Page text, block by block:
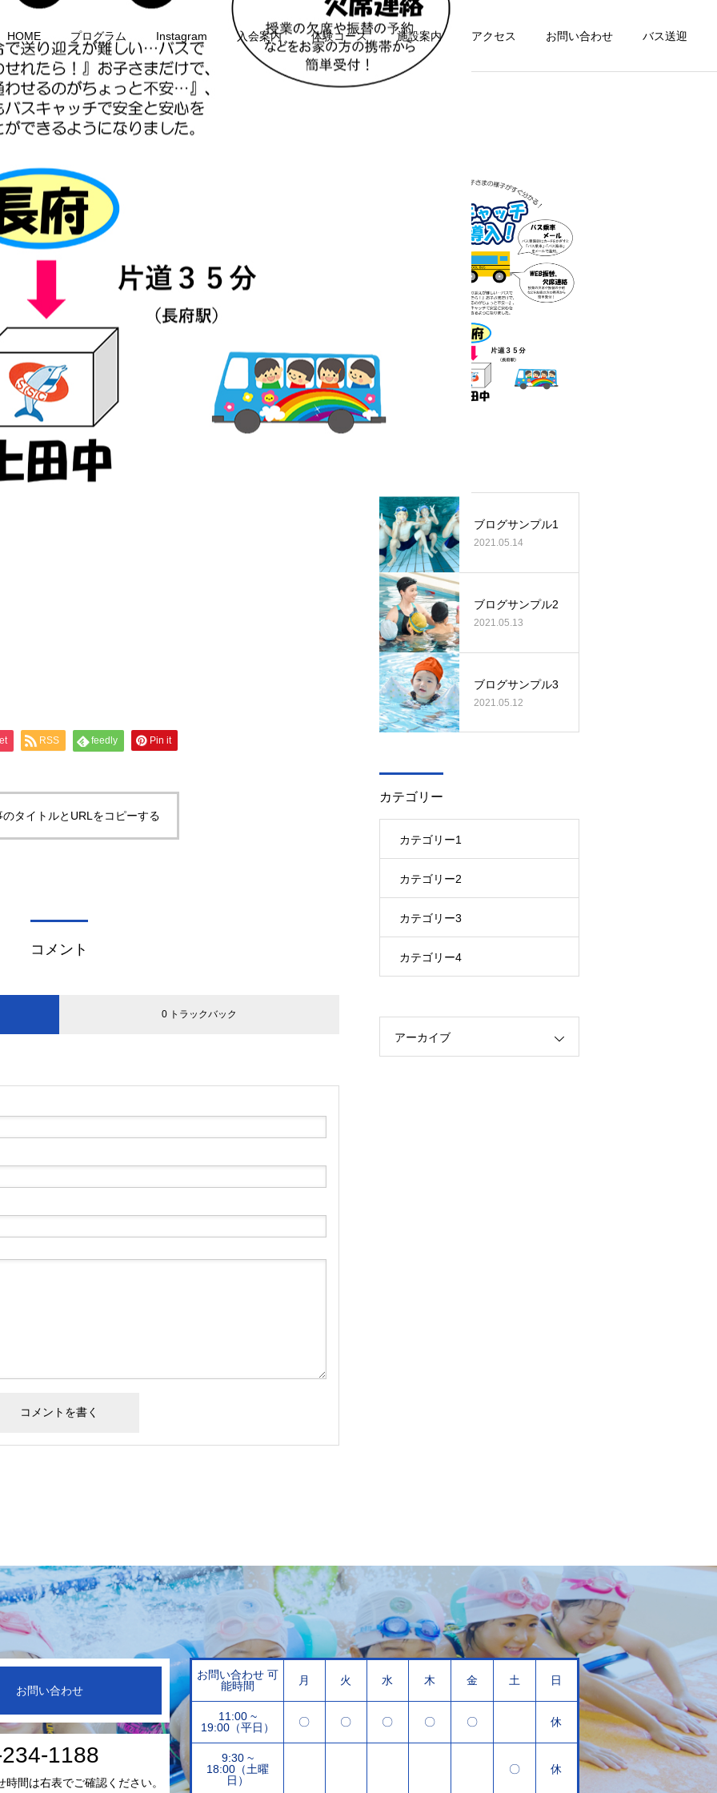
HOME プログラム Instagram 入会案内 体験コース 施設案内 アクセス お問い合わせ バス送迎
成人コース
タイトルとURLをコピーする
RSS feedly Pin it
のタイトルとURLをコピーする
コメント
0 トラックバック
ブログサンプル1
2021.05.14
ブログサンプル2
2021.05.13
ブログサンプル3
2021.05.12
カテゴリー
カテゴリー1
カテゴリー2
カテゴリー3
カテゴリー4
アーカイブ
お問い合わせ
1188
時間は右表でご確認ください。
お問い合わせ 可
能時間
月 火 水 木 金 土 日
11:00 ~
19:00（平日）
〇 〇 〇 〇 〇 休
9:30 ~
18:00（土曜
日）
〇 休